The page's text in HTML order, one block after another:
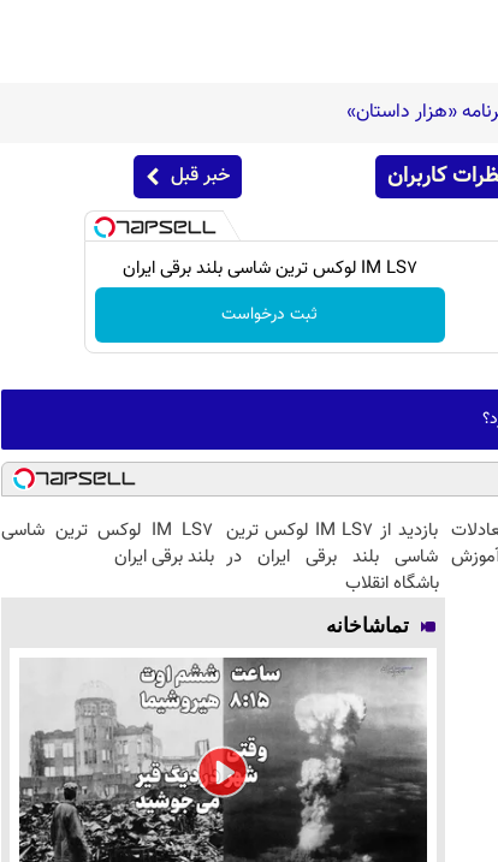
کاربران خبر قبل
IM LS7 لوکس ترین شاسی بلند برقی ایران
ثبت درخواست
بازدید از IM LS7 لوکس ترین
شاسی بلند برقی ایران در
باشگاه انقلاب
IM LS7 لوکس ترین شاسی
بلند برقی ایران
تماشاخانه